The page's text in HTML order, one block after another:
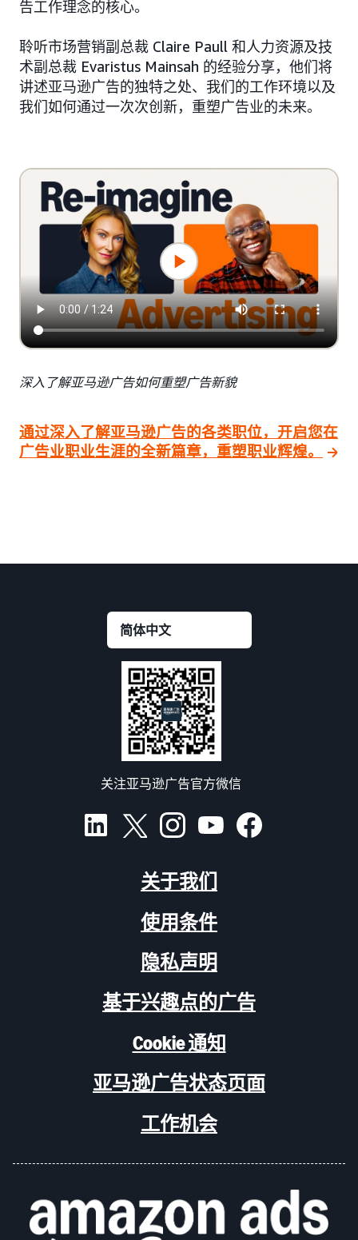
告工作理念的核心。
聆听市场营销副总裁 Claire Paull 和人力资源及技
术副总裁 Evaristus Mainsah 的经验分享，他们将
讲述亚马逊广告的独特之处、我们的工作环境以及
我们如何通过一次次创新，重塑广告业的未来。
深入了解亚马逊广告如何重塑广告新貌
通过深入了解亚马逊广告的各类职位，开启您在
广告业职业生涯的全新篇章，重塑职业辉煌。
关注亚马逊广告官方微信
关于我们
使用条件
隐私声明
基于兴趣点的广告
Cookie 通知
亚马逊广告状态页面
工作机会